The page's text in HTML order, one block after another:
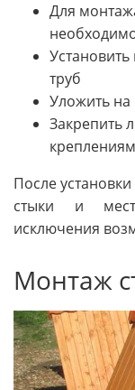
Для
труб
Уложить на
Закрепить
После
стыки и
исключения
Монтаж